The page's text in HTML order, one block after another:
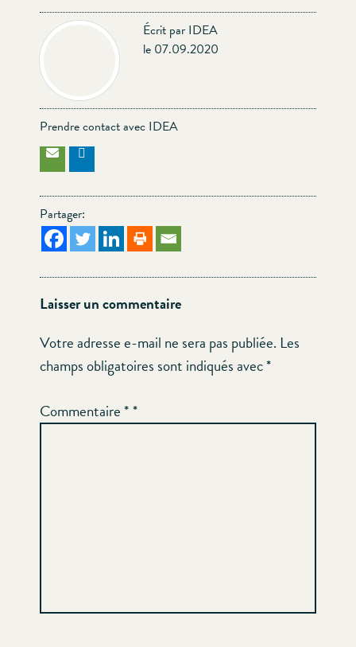
Écrit par IDEA
le 07.09.2020
Prendre contact avec IDEA
Partager:
Laisser un commentaire
Votre adresse e-mail ne sera pas publiée. Les
champs obligatoires sont indiqués avec*
Commentaire*